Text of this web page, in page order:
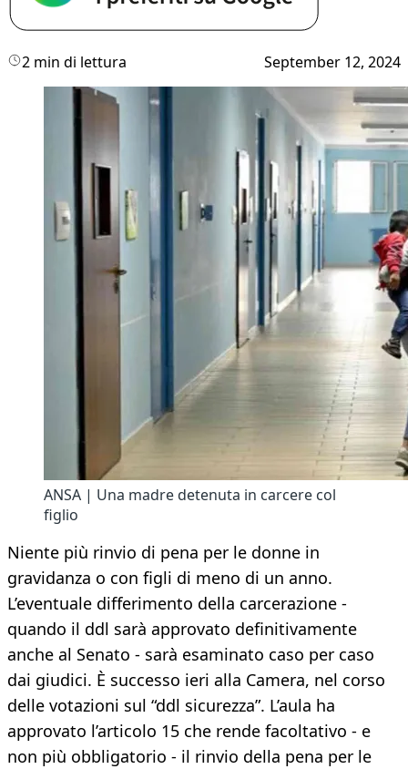
2 min di lettura September 12, 2024
ANSA | Una madre detenuta in carcere col
figlio
Niente più rinvio di pena per le donne in
gravidanza o con figli di meno di un anno.
L’eventuale differimento della carcerazione -
quando il ddl sarà approvato definitivamente
anche al Senato - sarà esaminato caso per caso
dai giudici. È successo ieri alla Camera, nel corso
delle votazioni sul “ddl sicurezza”. L’aula ha
approvato l’articolo 15 che rende facoltativo - e
non più obbligatorio - il rinvio della pena per le